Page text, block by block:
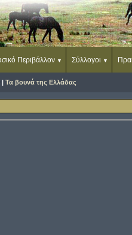
Περιβάλλον Σύλλογοι
| Τα βουνά της Ελλάδας